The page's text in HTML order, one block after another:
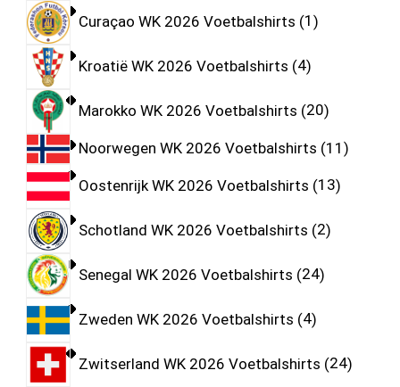
Curaçao WK 2026 Voetbalshirts 1
Kroatië WK 2026 Voetbalshirts 4
Marokko WK 2026 Voetbalshirts 20
Noorwegen WK 2026 Voetbalshirts 11
Oostenrijk WK 2026 Voetbalshirts 13
Schotland WK 2026 Voetbalshirts 2
Senegal WK 2026 Voetbalshirts 24
Zweden WK 2026 Voetbalshirts 4
Zwitserland WK 2026 Voetbalshirts 24